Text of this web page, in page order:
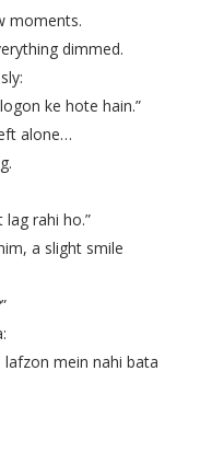
moments.
dimmed.
ke hote hain.”
alone…
rahi ho.”
a slight smile
mein nahi bata